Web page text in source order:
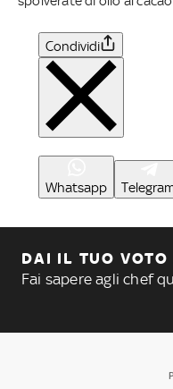
Condividi
Whatsapp
DAI IL TUO
Fai sapere agli chef